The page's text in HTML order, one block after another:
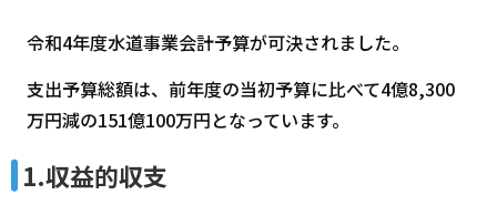
令和4年度水道事業会計予算が可決されました。
支出予算総額は、前年度の当初予算に比べて4億8,300
万円減の151億100万円となっています。
1.収益的収支